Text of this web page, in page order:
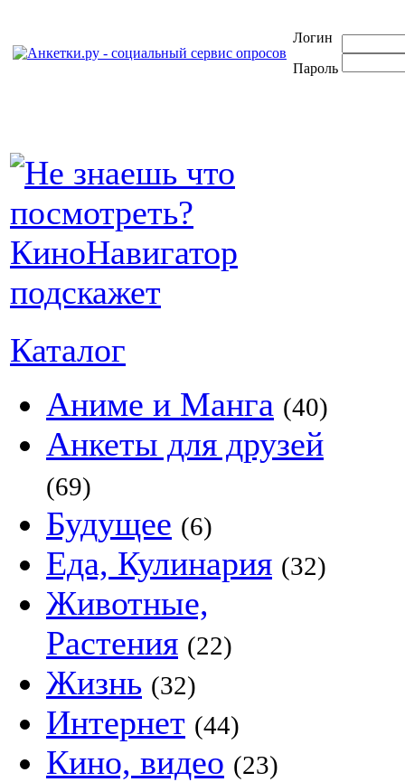
Логин
Пароль
Каталог
Аниме и Манга (40)
Анкеты для друзей
(69)
Будущее (6)
Еда, Кулинария (32)
Животные,
Растения (22)
Жизнь (32)
Интернет (44)
Кино, видео (23)